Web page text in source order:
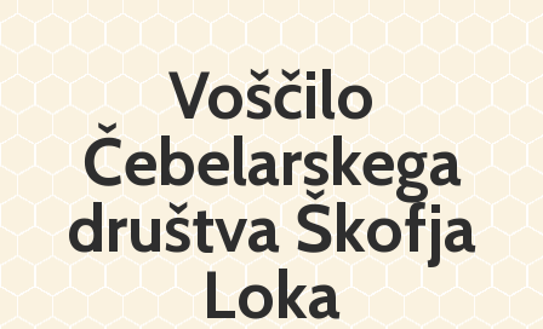
Voščilo
Čebelarskega
društva Škofja
Loka